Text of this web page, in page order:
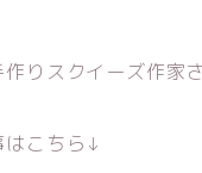
りスクイーズ作家
はこちら↓